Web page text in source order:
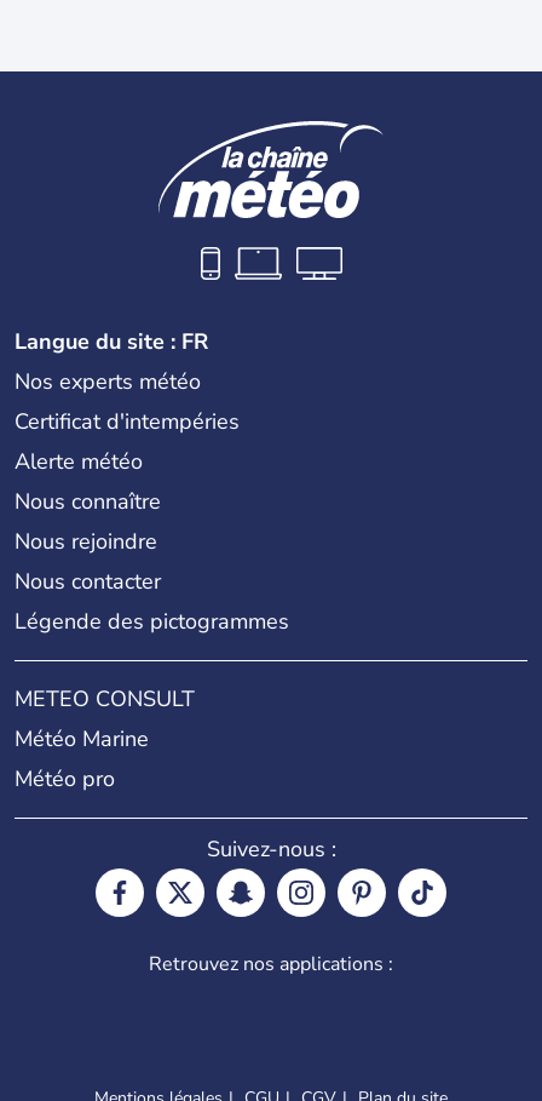
Langue du site : FR
Nos experts météo
Certificat d'intempéries
Alerte météo
Nous connaître
Nous rejoindre
Nous contacter
Légende des pictogrammes
METEO CONSULT
Météo Marine
Météo pro
Suivez-nous :
Retrouvez nos applications :